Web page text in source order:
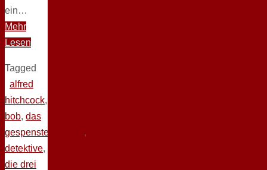
ein…
Mehr
Lesen
Tagged
alfred
hitchcock,
bob, das
gespensterschloss ,
detektive,
die drei